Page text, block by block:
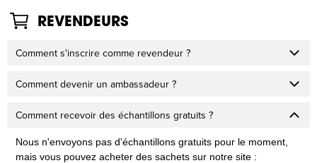
REVENDEURS
Comment s'inscrire comme revendeur ?
Comment devenir un ambassadeur ?
Comment recevoir des échantillons gratuits ?
Nous n'envoyons pas d'échantillons gratuits pour le moment,
mais vous pouvez acheter des sachets sur notre site :